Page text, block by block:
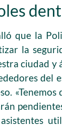
que la
la
ciudad
del